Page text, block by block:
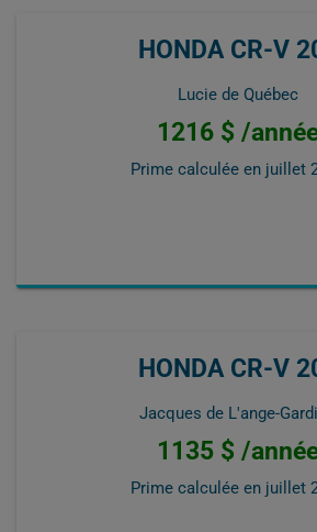
HONDA CR-V
Lucie de Québec
1216 $ /
Prime calculée en juillet
HONDA CR-V
Jacques de L'ange-
1135 $ /
Prime calculée en juillet